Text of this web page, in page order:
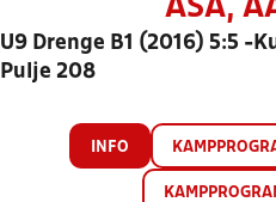
ASA,
U9 Drenge B1 (2016) 5:5 -
Pulje 208
INFO